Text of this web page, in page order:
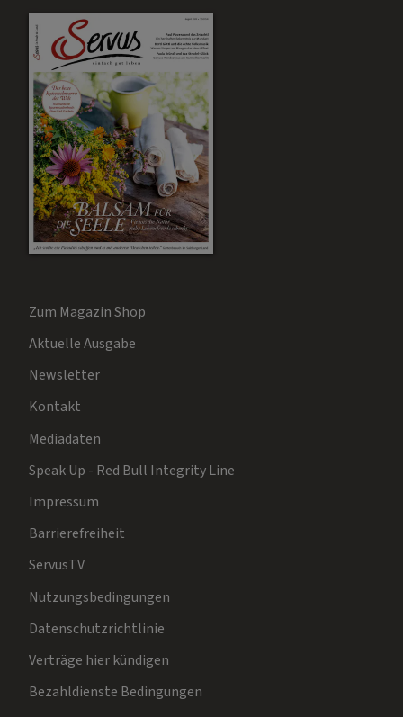
Zum Magazin Shop
Aktuelle Ausgabe
Newsletter
Kontakt
Mediadaten
Speak Up - Red Bull Integrity Line
Impressum
Barrierefreiheit
ServusTV
Nutzungsbedingungen
Datenschutzrichtlinie
Verträge hier kündigen
Bezahldienste Bedingungen